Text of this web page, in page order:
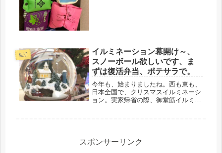
生活
イルミネーション幕開け～、
スノーボール欲しいです、ま
ずは復活弁当、ポテサラで。
今年も、始まりましたね。西も東も、
日本全国で、クリスマスイルミネーシ
ョン。実家帰省の際、御堂筋イルミが
スポンサーリンク